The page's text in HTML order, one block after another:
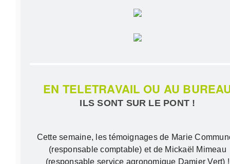
EN TELETRAVAIL OU AU
ILS SONT SUR LE PONT !
Cette semaine, les témoignages de Marie
(responsable comptable) et de Mickaël Mimeau
(responsable service agronomique Damier Vert) !